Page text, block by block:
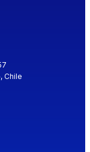
Chile